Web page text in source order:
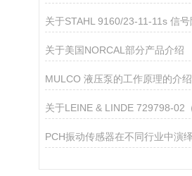
关于美国NORCAL部分产品介绍
MULCO 液压泵的工作原理的介绍